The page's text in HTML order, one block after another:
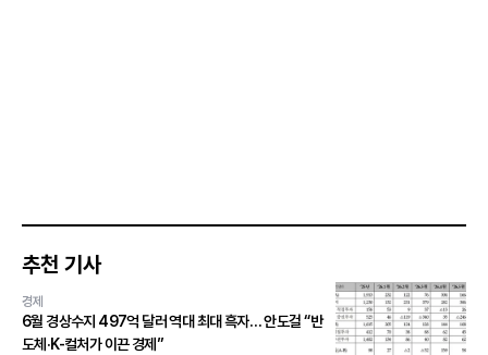
추천 기사
경제
6월 경상수지 497억 달러 역대 최대 흑자… 안도걸 “반
도체·K-컬처가 이끈 경제”